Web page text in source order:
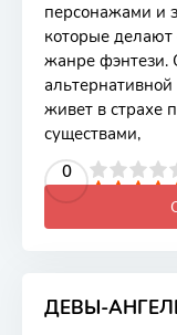
персонажами и
которые
жанре фэнтези.
альтернативной
живет в страхе
существами,
0
4 5 6 7 8 9 10
ДЕВЫ-